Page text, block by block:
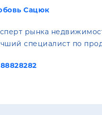
Сацюк
рынка
специалист по